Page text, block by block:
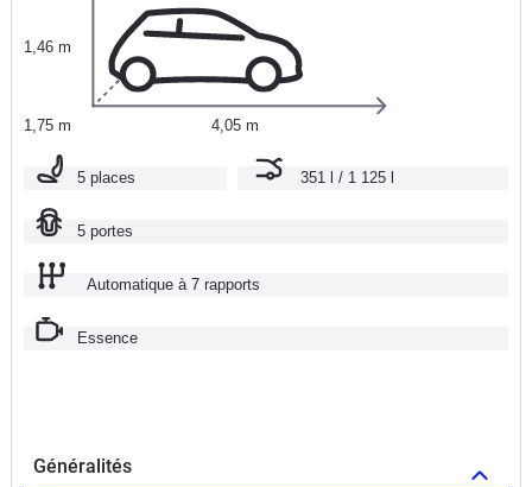
1,46 m
1,75 m 4,05 m
5 places 351 l / 1 125 l
5 portes
Automatique à 7 rapports
Essence
Généralités